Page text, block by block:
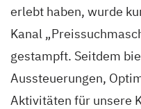
erlebt haben, wurde
Kanal
gestampft. Seitdem
Aussteuerungen,
Aktivitäten für unsere